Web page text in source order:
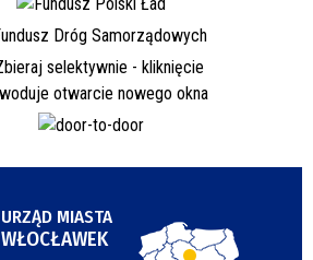
URZĄD MIASTA
WŁOCŁAWEK